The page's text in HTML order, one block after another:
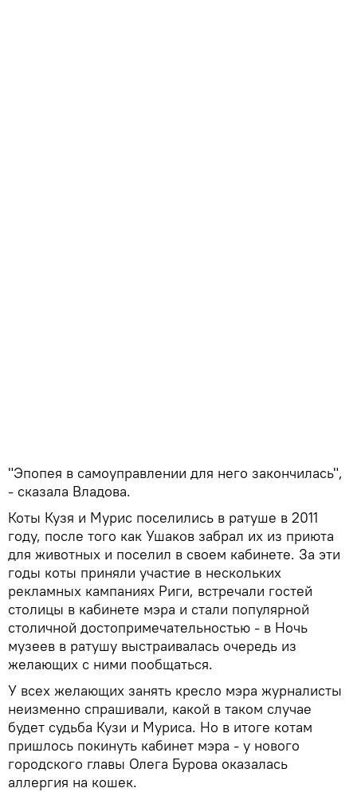
"Эпопея в самоуправлении для него закончилась",
- сказала Владова.
Коты Кузя и Мурис поселились в ратуше в 2011
году, после того как Ушаков забрал их из приюта
для животных и поселил в своем кабинете. За эти
годы коты приняли участие в нескольких
рекламных кампаниях Риги, встречали гостей
столицы в кабинете мэра и стали популярной
столичной достопримечательностью - в Ночь
музеев в ратушу выстраивалась очередь из
желающих с ними пообщаться.
У всех желающих занять кресло мэра журналисты
неизменно спрашивали, какой в таком случае
будет судьба Кузи и Муриса. Но в итоге котам
пришлось покинуть кабинет мэра - у нового
городского главы Олега Бурова оказалась
аллергия на кошек.